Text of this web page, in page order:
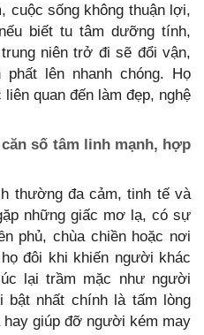
cuộc sống không thuận lợi,
biết tu tâm dưỡng tính,
niên trở đi sẽ đổi vận,
lên nhanh chóng. Họ
quan đến làm đẹp, nghệ
số tâm linh mạnh, hợp
thường đa cảm, tinh tế và
những giấc mơ lạ, có sự
phủ, chùa chiền hoặc nơi
đôi khi khiến người khác
lại trầm mặc như người
bật nhất chính là tấm lòng
hay giúp đỡ người kém may